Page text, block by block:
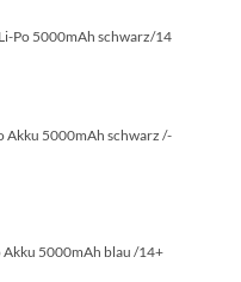
Po 5000mAh schwarz/­14
Akku 5000mAh schwarz /­
Akku 5000mAh blau /­14+